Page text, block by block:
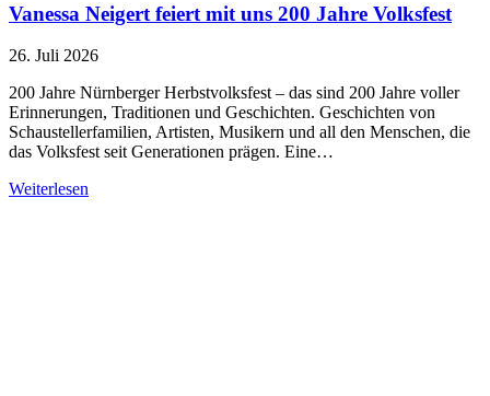
Vanessa Neigert feiert mit uns 200 Jahre Volksfest
26. Juli 2026
200 Jahre Nürnberger Herbstvolksfest – das sind 200 Jahre voller
Erinnerungen, Traditionen und Geschichten. Geschichten von
Schaustellerfamilien, Artisten, Musikern und all den Menschen, die
das Volksfest seit Generationen prägen. Eine…
Weiterlesen